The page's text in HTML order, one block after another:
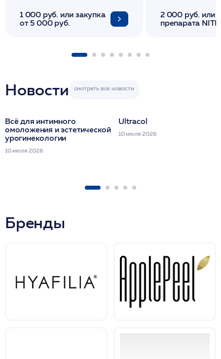
1 000 руб. или закупка
от 5 000 руб.
2 000 руб. или
препарата
Новости
Всё для интимного
омоложения и эстетической
урогинекологии
10 июля 2026
Ultracol
10 июля 2026
Бренды